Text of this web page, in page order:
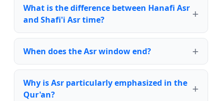
What is the difference between Hanafi Asr
and Shafi'i Asr time?
When does the Asr window end?
Why is Asr particularly emphasized in the
Qur'an?